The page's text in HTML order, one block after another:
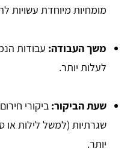
מומחיות מיוחדת עשויות
משך העבודה: עבודות
לעלות יותר.
שעת הביקור: ביקורי
שגרתיות (למשל לילות או
יותר.